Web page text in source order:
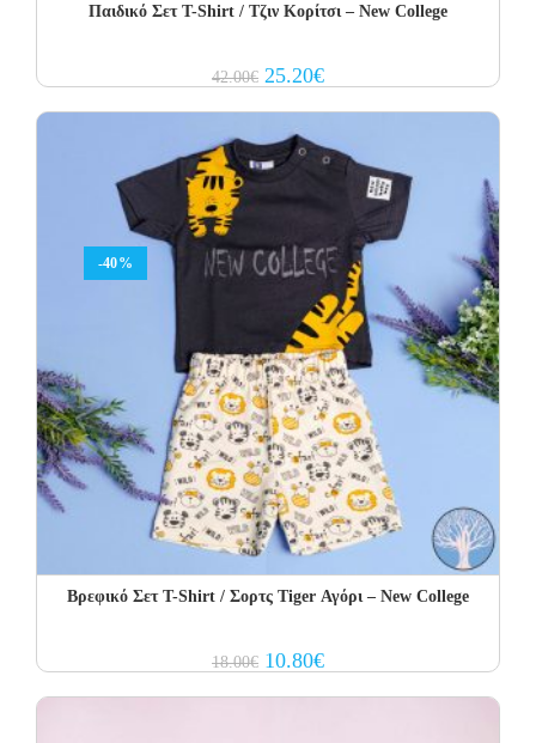
Παιδικό Σετ Τ-Shirt / Τζιν Κορίτσι – New College
42.00€ Original
price
25.20€Current
price
-40%
Βρεφικό Σετ Τ-Shirt / Σορτς Tiger Αγόρι – New College
18.00€ Original
price
10.80€Current
price